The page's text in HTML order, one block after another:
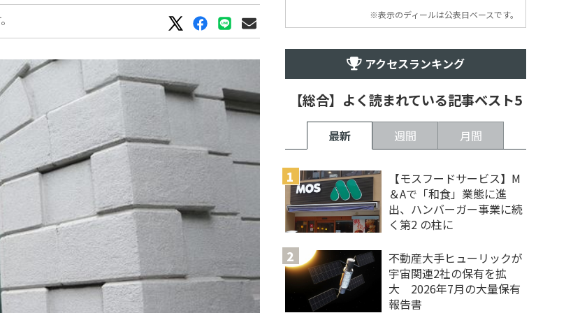
※表示のディールは公表日ベースです。
アクセスランキング
【総合】よく読まれている記事ベスト5
最新 週間 月間
【モスフードサービス】M
＆Aで「和食」業態に進
出、ハンバーガー事業に続
く第2 の柱に
不動産大手ヒューリックが
宇宙関連2社の保有を拡
大 2026年7月の大量保有
報告書